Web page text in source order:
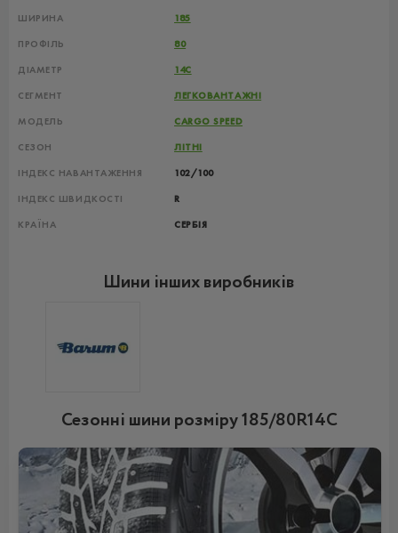
ШИРИНА 185
ПРОФІЛЬ 80
ДІАМЕТР 14C
СЕГМЕНТ ЛЕГКОВАНТАЖНІ
МОДЕЛЬ CARGO SPEED
СЕЗОН ЛІТНІ
ІНДЕКС НАВАНТАЖЕННЯ 102/100
ІНДЕКС ШВИДКОСТІ R
КРАЇНА СЕРБІЯ
Шини інших виробників
Сезонні шини розміру 185/80R14C